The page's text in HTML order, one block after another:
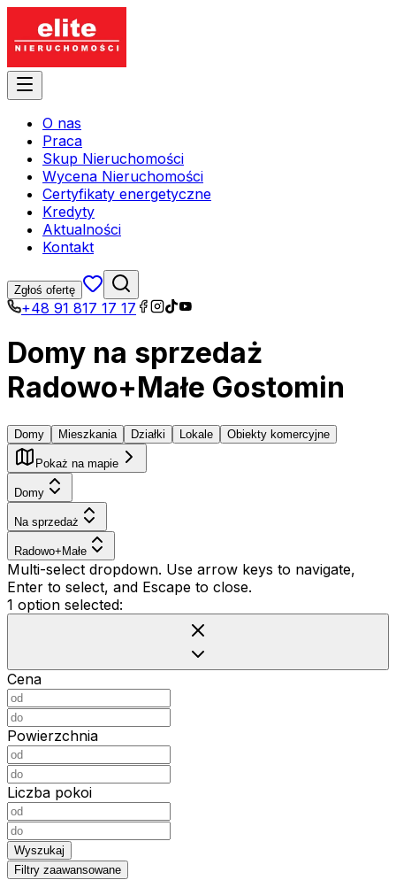
O nas
Praca
Skup Nieruchomości
Wycena Nieruchomości
Certyfikaty energetyczne
Kredyty
Aktualności
Kontakt
Zgłoś ofertę
+48 91 817 17 17
Domy na sprzedaż
Radowo+Małe Gostomin
Domy Mieszkania Działki Lokale Obiekty komercyjne
Pokaż na mapie
Domy
Na sprzedaż
Radowo+Małe
Multi-select dropdown. Use arrow keys to navigate,
Enter to select, and Escape to close.
1 option selected:
Cena
Powierzchnia
Liczba pokoi
Wyszukaj
Filtry zaawansowane